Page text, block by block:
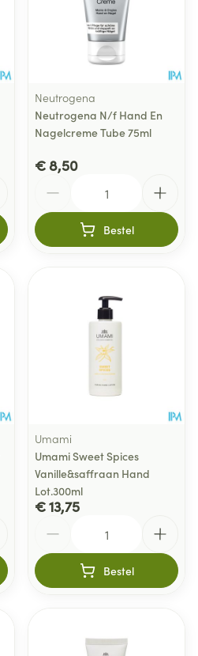
Neutrogena
Neutrogena N/f Hand En
Nagelcreme Tube 75ml
€ 8,50
Bestel
Umami
Umami Sweet Spices
Vanille&saffraan Hand
Lot.300ml
€ 13,75
Bestel